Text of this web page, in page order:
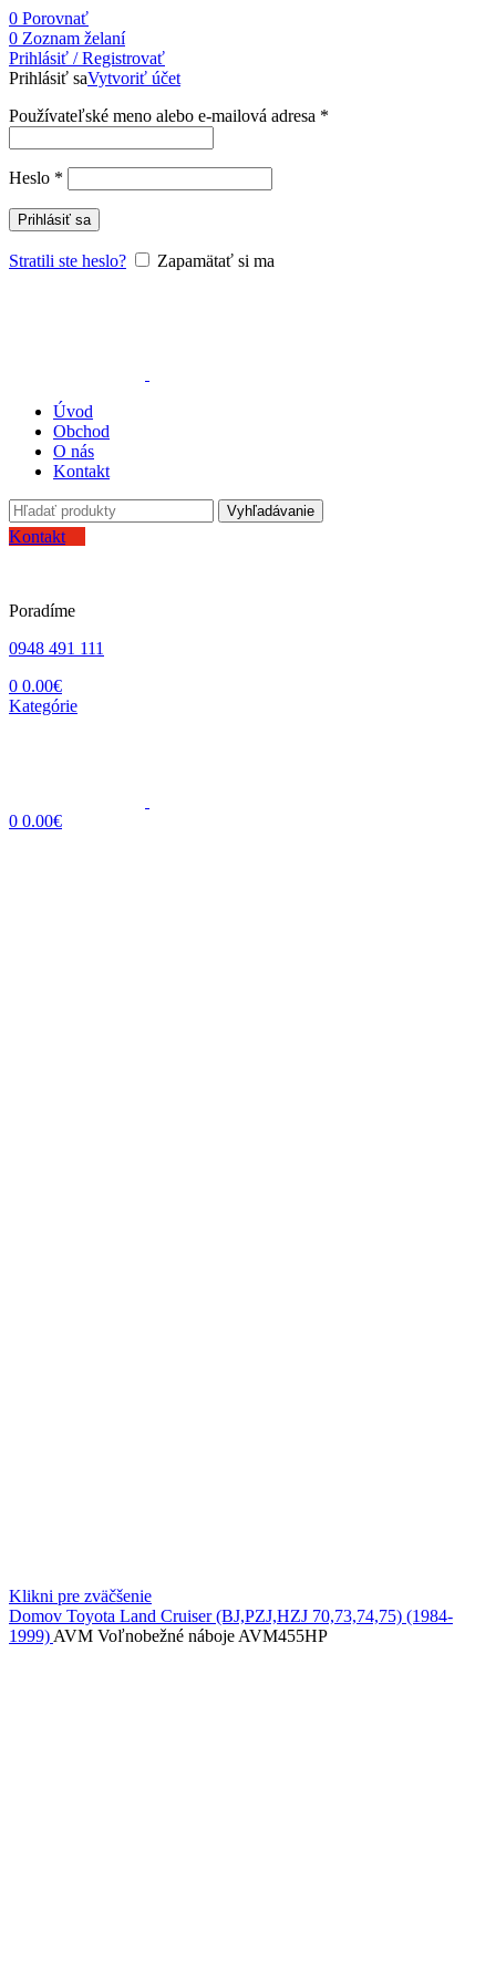
0 Porovnať
0 Zoznam želaní
Prihlásiť / Registrovať
Prihlásiť saVytvoriť účet
Používateľské meno alebo e-mailová adresa *
Heslo *
Prihlásiť sa
Stratili ste heslo? Zapamätať si ma
Úvod
Obchod
O nás
Kontakt
Vyhľadávanie
Kontakt
Poradíme
0948 491 111
0 0.00€
Kategórie
0 0.00€
Klikni pre zväčšenie
Domov Toyota Land Cruiser (BJ,PZJ,HZJ 70,73,74,75) (1984-
1999) AVM Voľnobežné náboje AVM455HP